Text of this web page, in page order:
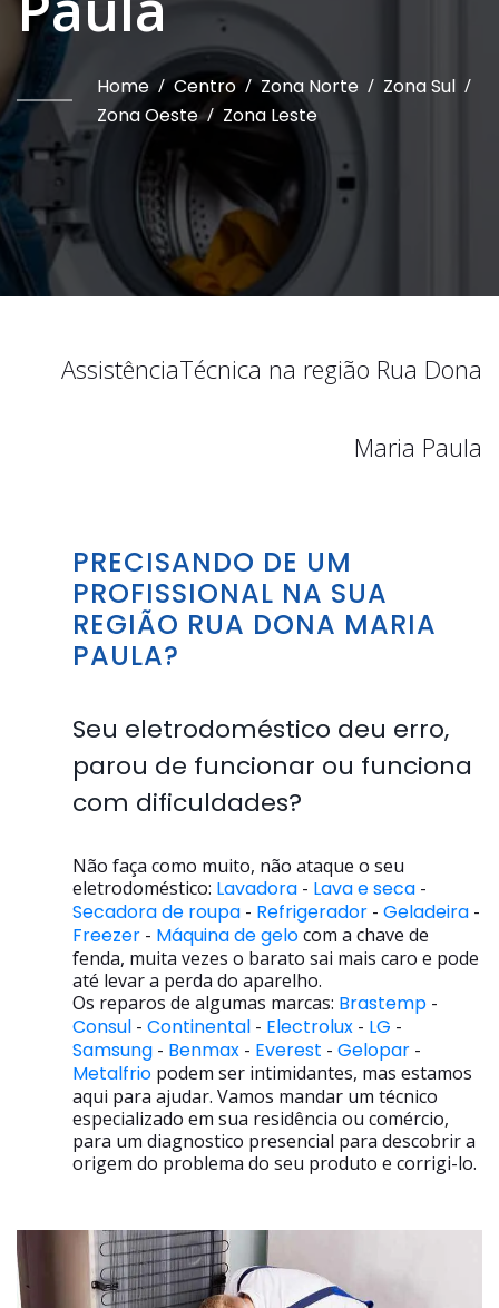
Home / Centro / Zona Norte / Zona Sul /
Zona Oeste / Zona Leste
AssistênciaTécnica na região Rua Dona
Maria Paula
PRECISANDO DE UM
PROFISSIONAL NA SUA
REGIÃO RUA DONA MARIA
PAULA?
Seu eletrodoméstico deu erro,
parou de funcionar ou funciona
com dificuldades?
Não faça como muito, não ataque o seu
eletrodoméstico: Lavadora - Lava e seca -
Secadora de roupa - Refrigerador - Geladeira -
Freezer - Máquina de gelocom a chave de
fenda, muita vezes o barato sai mais caro e pode
até levar a perda do aparelho.
Os reparos de algumas marcas: Brastemp -
Consul - Continental - Electrolux - LG -
Samsung - Benmax - Everest - Gelopar -
Metalfrio podem ser intimidantes, mas estamos
aqui para ajudar. Vamos mandar um técnico
especializado em sua residência ou comércio,
para um diagnostico presencial para descobrir a
origem do problema do seu produto e corrigi-lo.